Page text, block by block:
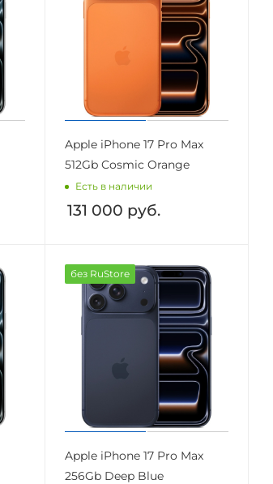
Apple iPhone 17 Pro Max
512Gb Cosmic Orange
Есть в наличии
131 000 руб.
без RuStore
Apple iPhone 17 Pro Max
256Gb Deep Blue